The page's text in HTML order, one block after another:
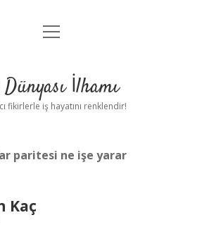
Anasayfa
Yasal Uyarı
menüyü
İlhamı
fikirlerle iş hayatını renklendir!
paritesi ne işe yarar
Kaç